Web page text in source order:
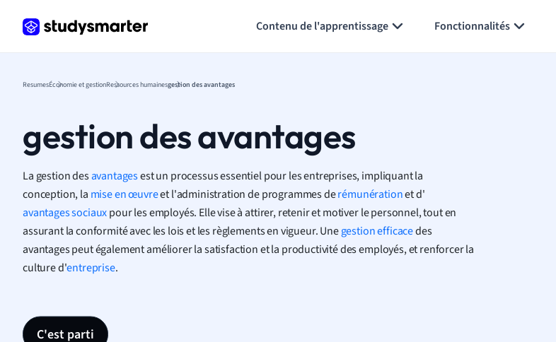
Contenu de l'apprentissage Fonctionnalités
ResumesÉconomie et gestionRessources humainesgestion des avantages
gestion des avantages
La gestion desavantagesest un processus essentiel pour les entreprises, impliquant la
conception, la mise en œuvreet l'administration de programmes derémunérationet d'
avantages sociauxpour les employés. Elle vise à attirer, retenir et motiver le personnel, tout en
assurant la conformité avec les lois et les règlements en vigueur. Unegestion efficacedes
avantages peut également améliorer la satisfaction et la productivité des employés, et renforcer la
culture d'entreprise.
C'est parti